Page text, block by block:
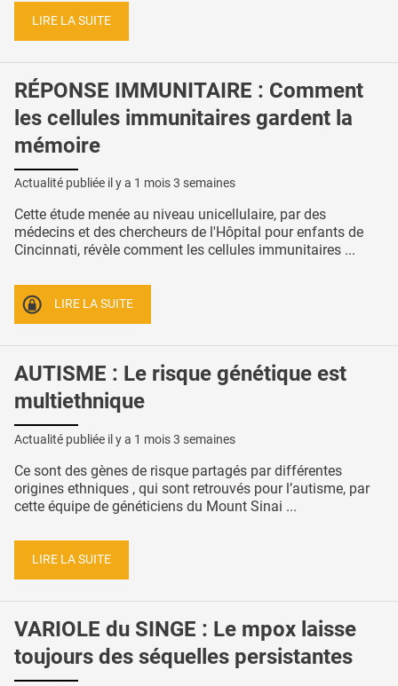
LIRE LA SUITE
RÉPONSE IMMUNITAIRE : Comment
les cellules immunitaires gardent la
mémoire
Actualité publiée il y a 1 mois 3 semaines
Cette étude menée au niveau unicellulaire, par des
médecins et des chercheurs de l'Hôpital pour enfants de
Cincinnati, révèle comment les cellules immunitaires ...
LIRE LA SUITE
AUTISME : Le risque génétique est
multiethnique
Actualité publiée il y a 1 mois 3 semaines
Ce sont des gènes de risque partagés par différentes
origines ethniques , qui sont retrouvés pour l’autisme, par
cette équipe de généticiens du Mount Sinai ...
LIRE LA SUITE
VARIOLE du SINGE : Le mpox laisse
toujours des séquelles persistantes